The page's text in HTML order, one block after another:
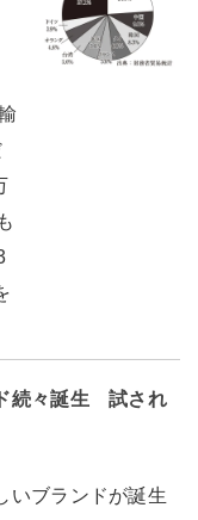
続々誕生 試され
いブランドが誕生